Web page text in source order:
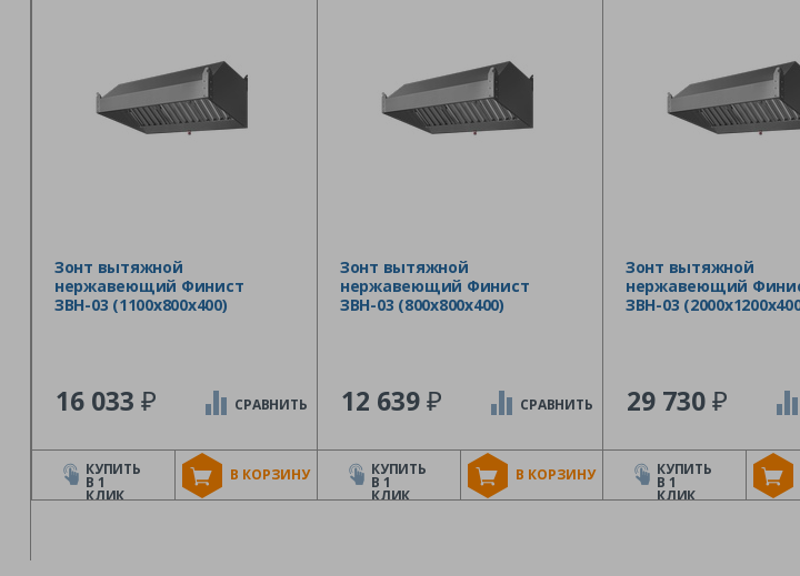
Зонт вытяжной
нержавеющий Финист
ЗВН-03 (1100х800х400)
16 033 ₽
В КОРЗИНУ
СРАВНИТЬ
КУПИТЬ
В 1
КЛИК
Зонт вытяжной
нержавеющий Финист
ЗВН-03 (800х800х400)
12 639₽
В КОРЗИНУ
СРАВНИТЬ
КУПИТЬ
В 1
КЛИК
Зонт вытяжной
нержавеющий
ЗВН-03
29 730₽
КУПИТЬ
В 1
КЛИК